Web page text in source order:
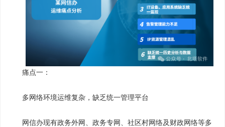
痛点一：
多网络环境运维复杂，缺乏统一管理平台
网信办现有政务外网、政务专网、社区村网络及财政网络等多